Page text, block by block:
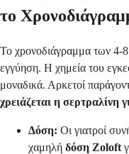
το
Το χρονοδιάγραμμα των 4-8
εγγύηση. Η χημεία του
μοναδικά. Αρκετοί
χρειάζεται η σερτραλίνη
Δόση: Οι γιατροί
χαμηλή δόση Zoloft